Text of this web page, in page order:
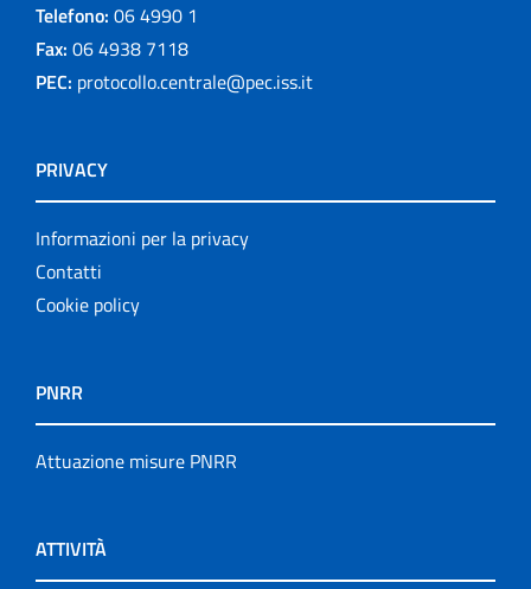
Telefono: 06 4990 1
Fax: 06 4938 7118
PEC: protocollo.centrale@pec.iss.it
PRIVACY
Informazioni per la privacy
Contatti
Cookie policy
PNRR
Attuazione misure PNRR
ATTIVITÀ